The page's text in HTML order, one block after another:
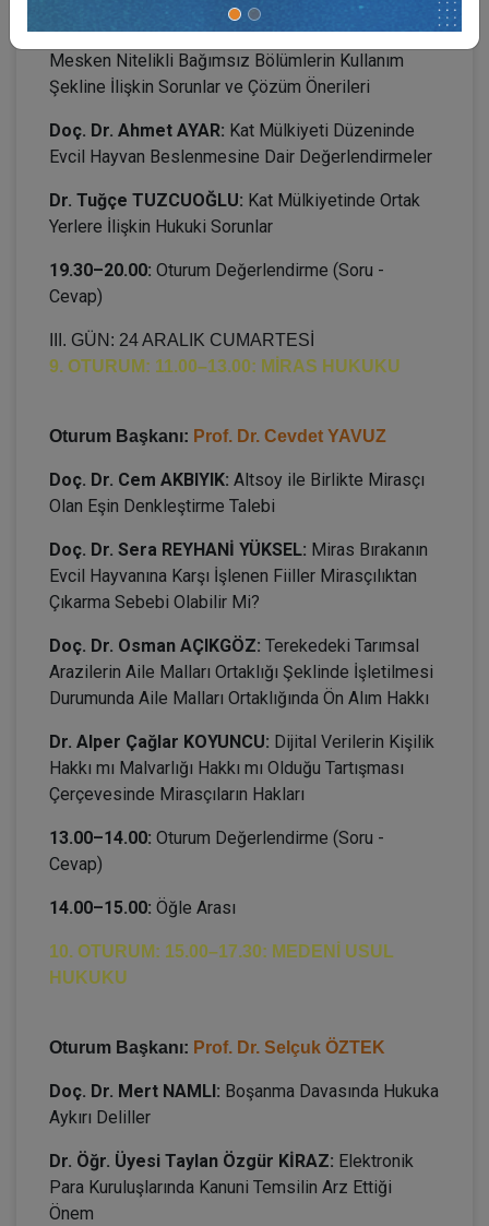
Doç. Dr. Ali Hulki CİHAN:Kat Mülkiyetinde
Mesken Nitelikli Bağımsız Bölümlerin Kullanım
Şekline İlişkin Sorunlar ve Çözüm Önerileri
Doç. Dr. Ahmet AYAR: Kat Mülkiyeti Düzeninde
Evcil Hayvan Beslenmesine Dair Değerlendirmeler
Dr. Tuğçe TUZCUOĞLU: Kat Mülkiyetinde Ortak
Yerlere İlişkin Hukuki Sorunlar
19.30–20.00: Oturum Değerlendirme (Soru -
Cevap)
III. GÜN: 24 ARALIK CUMARTESİ
9. OTURUM: 11.00–13.00: MİRAS HUKUKU
Oturum Başkanı: Prof. Dr. Cevdet YAVUZ
Doç. Dr. Cem AKBIYIK: Altsoy ile Birlikte Mirasçı
Olan Eşin Denkleştirme Talebi
Doç. Dr. Sera REYHANİ YÜKSEL: Miras Bırakanın
Evcil Hayvanına Karşı İşlenen Fiiller Mirasçılıktan
Çıkarma Sebebi Olabilir Mi?
Doç. Dr. Osman AÇIKGÖZ: Terekedeki Tarımsal
Arazilerin Aile Malları Ortaklığı Şeklinde İşletilmesi
Durumunda Aile Malları Ortaklığında Ön Alım Hakkı
Dr. Alper Çağlar KOYUNCU: Dijital Verilerin Kişilik
Hakkı mı Malvarlığı Hakkı mı Olduğu Tartışması
Çerçevesinde Mirasçıların Hakları
13.00–14.00: Oturum Değerlendirme (Soru -
Cevap)
14.00–15.00: Öğle Arası
10. OTURUM: 15.00–17.30: MEDENİ USUL
HUKUKU
Oturum Başkanı: Prof. Dr. Selçuk ÖZTEK
Doç. Dr. Mert NAMLI: Boşanma Davasında Hukuka
Aykırı Deliller
Dr. Öğr. Üyesi Taylan Özgür KİRAZ: Elektronik
Para Kuruluşlarında Kanuni Temsilin Arz Ettiği
Önem